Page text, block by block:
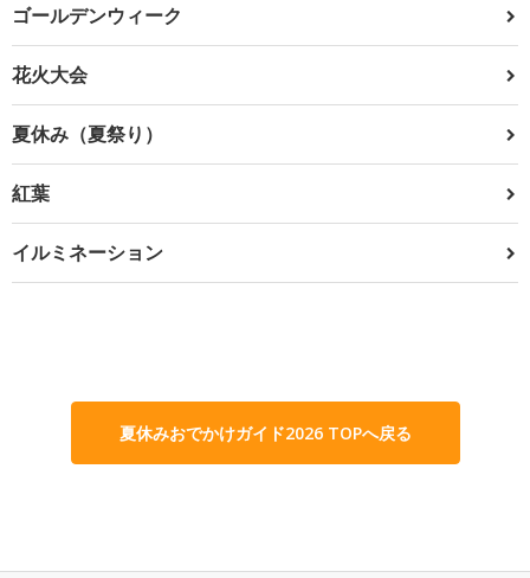
ゴールデンウィーク
花火大会
夏休み（夏祭り）
紅葉
イルミネーション
夏休みおでかけガイド2026 TOPへ戻る